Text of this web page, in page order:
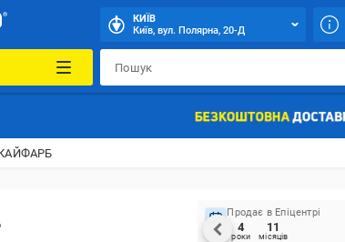
КИЇВ
Київ, вул. Полярна, 20-Д
Продає в Епіцентрі
4
роки
11
місяців